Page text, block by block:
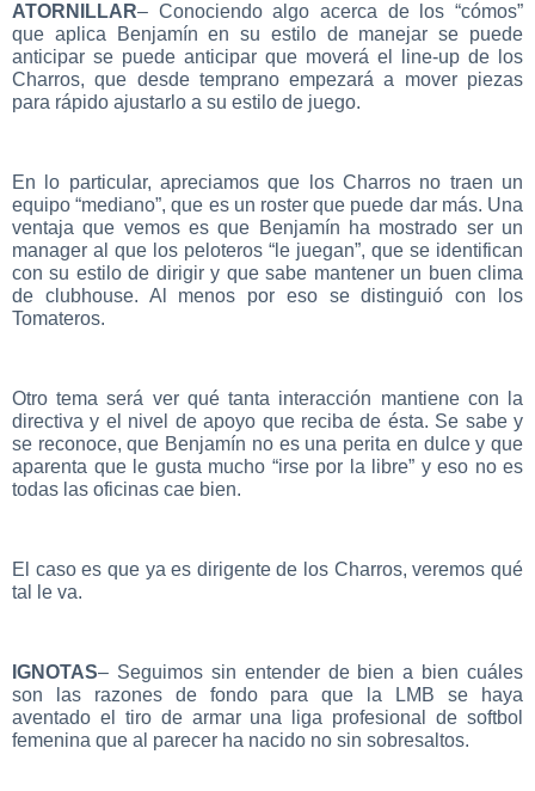
ATORNILLAR– Conociendo algo acerca de los “cómos”
que aplica Benjamín en su estilo de manejar se puede
anticipar se puede anticipar que moverá el line-up de los
Charros, que desde temprano empezará a mover piezas
para rápido ajustarlo a su estilo de juego.
En lo particular, apreciamos que los Charros no traen un
equipo “mediano”, que es un roster que puede dar más. Una
ventaja que vemos es que Benjamín ha mostrado ser un
manager al que los peloteros “le juegan”, que se identifican
con su estilo de dirigir y que sabe mantener un buen clima
de clubhouse. Al menos por eso se distinguió con los
Tomateros.
Otro tema será ver qué tanta interacción mantiene con la
directiva y el nivel de apoyo que reciba de ésta. Se sabe y
se reconoce, que Benjamín no es una perita en dulce y que
aparenta que le gusta mucho “irse por la libre” y eso no es
todas las oficinas cae bien.
El caso es que ya es dirigente de los Charros, veremos qué
tal le va.
IGNOTAS– Seguimos sin entender de bien a bien cuáles
son las razones de fondo para que la LMB se haya
aventado el tiro de armar una liga profesional de softbol
femenina que al parecer ha nacido no sin sobresaltos.